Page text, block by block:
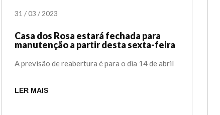
31 /03 /2023
Casa dos Rosa estará fechada para
manutenção a partir desta sexta-feira
A previsão de reabertura é para o dia 14 de abril
LER MAIS